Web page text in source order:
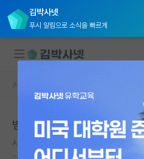
김박사넷
푸시 알림으로 소식을 빠르게
대학원생 모집
국내대학원 정보
연구실&오픈랩
커뮤니티 홈
범부처 연구과제평가 대리평가
시끄러운 프랜시스 크릭